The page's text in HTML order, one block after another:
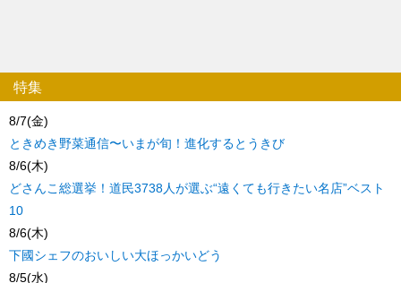
特集
8/7(金)
ときめき野菜通信〜いまが旬！進化するとうきび
8/6(木)
どさんこ総選挙！道民3738人が選ぶ“遠くても行きたい名店”ベスト
10
8/6(木)
下國シェフのおいしい大ほっかいどう
8/5(水)